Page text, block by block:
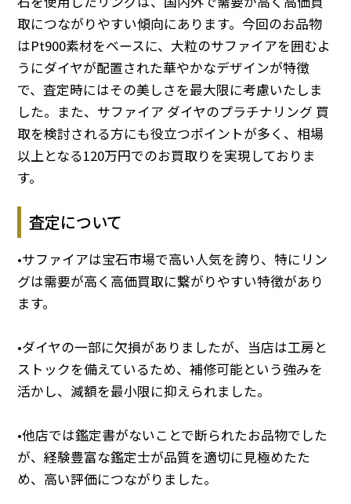
取につながりやすい傾向にあります。今回のお品物
はPt900素材をベースに、大粒のサファイアを囲むよ
うにダイヤが配置された華やかなデザインが特徴
で、査定時にはその美しさを最大限に考慮いたしま
した。また、サファイア ダイヤのプラチナリング 買
取を検討される方にも役立つポイントが多く、相場
以上となる120万円でのお買取りを実現しておりま
す。
査定について
•サファイアは宝石市場で高い人気を誇り、特にリン
グは需要が高く高価買取に繋がりやすい特徴があり
ます。
•ダイヤの一部に欠損がありましたが、当店は工房と
ストックを備えているため、補修可能という強みを
活かし、減額を最小限に抑えられました。
•他店では鑑定書がないことで断られたお品物でした
が、経験豊富な鑑定士が品質を適切に見極めたた
め、高い評価につながりました。